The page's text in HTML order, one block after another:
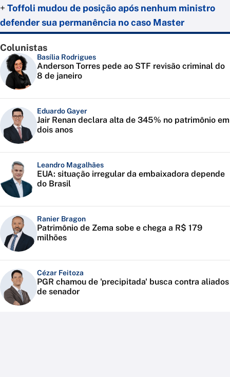
+ Toffoli mudou de posição após nenhum ministro
defender sua permanência no caso Master
Colunistas
Basília Rodrigues
Anderson Torres pede ao STF revisão criminal do
8 de janeiro
Eduardo Gayer
Jair Renan declara alta de 345% no patrimônio em
dois anos
Leandro Magalhães
EUA: situação irregular da embaixadora depende
do Brasil
Ranier Bragon
Patrimônio de Zema sobe e chega a R$ 179
milhões
Cézar Feitoza
PGR chamou de 'precipitada' busca contra aliados
de senador